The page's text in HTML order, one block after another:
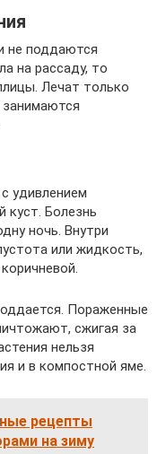
не поддаются
на рассаду, то
Лечат только
удивлением
куст. Болезнь
ночь. Внутри
или жидкость,
Пораженные
сжигая за
нельзя
и в компостной яме.
рецепты
на зиму